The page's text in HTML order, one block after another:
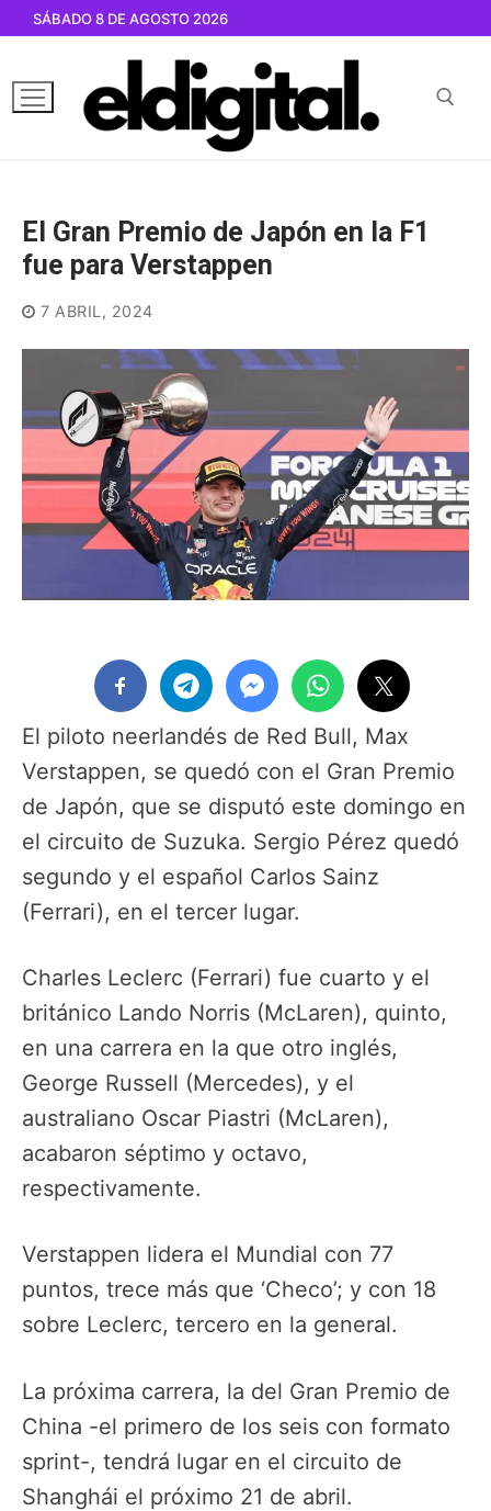
contenido
SÁBADO 8 DE AGOSTO 2026
El Gran Premio de Japón en la F1
fue para Verstappen
7 ABRIL, 2024
El piloto neerlandés de Red Bull, Max
Verstappen, se quedó con el Gran Premio
de Japón, que se disputó este domingo en
el circuito de Suzuka. Sergio Pérez quedó
segundo y el español Carlos Sainz
(Ferrari), en el tercer lugar.
Charles Leclerc (Ferrari) fue cuarto y el
británico Lando Norris (McLaren), quinto,
en una carrera en la que otro inglés,
George Russell (Mercedes), y el
australiano Oscar Piastri (McLaren),
acabaron séptimo y octavo,
respectivamente.
Verstappen lidera el Mundial con 77
puntos, trece más que ‘Checo’; y con 18
sobre Leclerc, tercero en la general.
La próxima carrera, la del Gran Premio de
China -el primero de los seis con formato
sprint-, tendrá lugar en el circuito de
Shanghái el próximo 21 de abril.